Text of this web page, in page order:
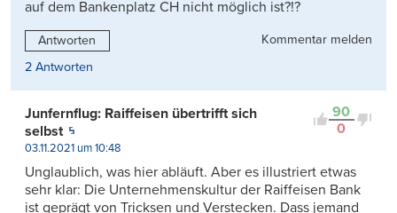
auf dem Bankenplatz CH nicht möglich ist?!?
Antworten
Kommentar melden
2 Antworten
90
0
Junfernflug: Raiffeisen übertrifft sich
selbst
03.11.2021 um 10:48
Unglaublich, was hier abläuft. Aber es illustriert etwas
sehr klar: Die Unternehmenskultur der Raiffeisen Bank
ist geprägt von Tricksen und Verstecken. Dass jemand